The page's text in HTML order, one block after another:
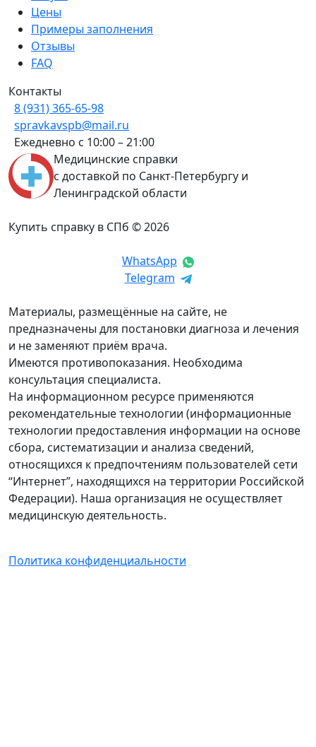
Медицинские справки
с доставкой по Санкт-Петербургу и
Ленинградской области
Купить справку в СПб © 2026
WhatsApp
Telegram
Цены
Примеры заполнения
Отзывы
FAQ
Контакты
8 (931) 365-65-98
spravkavspb@mail.ru
Ежедневно с 10:00 – 21:00
Материалы, размещённые на сайте, не
предназначены для постановки диагноза и лечения
и не заменяют приём врача.
Имеются противопоказания. Необходима
консультация специалиста.
На информационном ресурсе применяются
рекомендательные технологии (информационные
технологии предоставления информации на основе
сбора, систематизации и анализа сведений,
относящихся к предпочтениям пользователей сети
“Интернет”, находящихся на территории Российской
Федерации). Наша организация не осуществляет
медицинскую деятельность.
Политика конфиденциальности